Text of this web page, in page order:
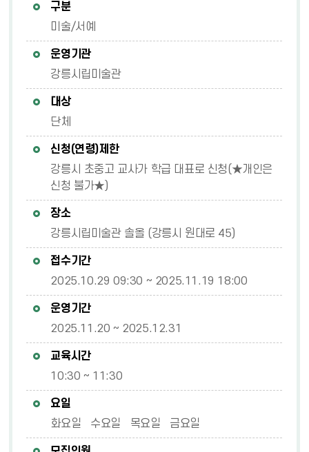
구분
미술/서예
운영기관
강릉시립미술관
대상
단체
신청(연령)제한
강릉시 초중고 교사가 학급 대표로 신청(★개인은
신청 불가★)
장소
강릉시립미술관 솔올 (강릉시 원대로 45)
접수기간
2025.10.29 09:30 ~ 2025.11.19 18:00
운영기간
2025.11.20 ~ 2025.12.31
교육시간
10:30 ~ 11:30
요일
화요일 수요일 목요일 금요일